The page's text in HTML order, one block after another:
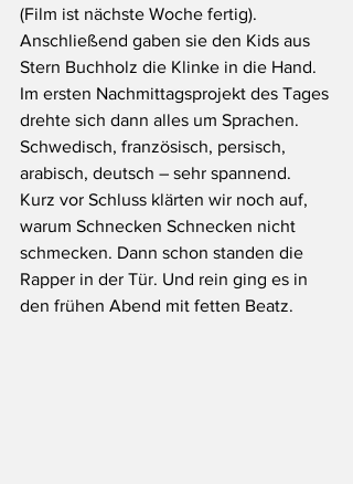
(Film ist nächste Woche fertig).
Anschließend gaben sie den Kids aus
Stern Buchholz die Klinke in die Hand.
Im ersten Nachmittagsprojekt des Tages
drehte sich dann alles um Sprachen.
Schwedisch, französisch, persisch,
arabisch, deutsch – sehr spannend.
Kurz vor Schluss klärten wir noch auf,
warum Schnecken Schnecken nicht
schmecken. Dann schon standen die
Rapper in der Tür. Und rein ging es in
den frühen Abend mit fetten Beatz.